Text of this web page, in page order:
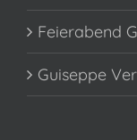
Feierabend
Guiseppe